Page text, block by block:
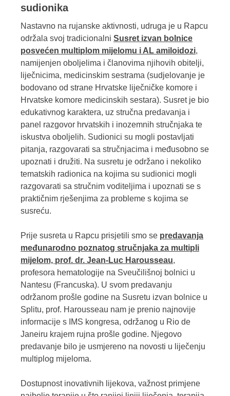
sudionika
Nastavno na rujanske aktivnosti, udruga je u Rapcu
održala svoj tradicionalni Susret izvan bolnice
posvećen multiplom mijelomu i AL amiloidozi,
namijenjen oboljelima i članovima njihovih obitelji,
liječnicima, medicinskim sestrama (sudjelovanje je
bodovano od strane Hrvatske liječničke komore i
Hrvatske komore medicinskih sestara). Susret je bio
edukativnog karaktera, uz stručna predavanja i
panel razgovor hrvatskih i inozemnih stručnjaka te
iskustva oboljelih. Sudionici su mogli postavljati
pitanja, razgovarati sa stručnjacima i međusobno se
upoznati i družiti. Na susretu je održano i nekoliko
tematskih radionica na kojima su sudionici mogli
razgovarati sa stručnim voditeljima i upoznati se s
praktičnim rješenjima za probleme s kojima se
susreću.
Prije susreta u Rapcu prisjetili smo se predavanja
međunarodno poznatog stručnjaka za multipli
mijelom, prof. dr. Jean-Luc Harousseau,
profesora hematologije na Sveučilišnoj bolnici u
Nantesu (Francuska). U svom predavanju
održanom prošle godine na Susretu izvan bolnice u
Splitu, prof. Harousseau nam je prenio najnovije
informacije s IMS kongresa, održanog u Rio de
Janeiru krajem rujna prošle godine. Njegovo
predavanje bilo je usmjereno na novosti u liječenju
multiplog mijeloma.
Dostupnost inovativnih lijekova, važnost primjene